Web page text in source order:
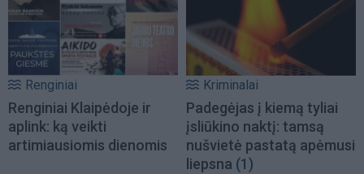
Renginiai
Renginiai Klaipėdoje ir
aplink: ką veikti
artimiausiomis dienomis
Kriminalai
Padegėjas į kiemą tyliai
įsliūkino naktį: tamsą
nušvietė pastatą apėmusi
liepsna (1)